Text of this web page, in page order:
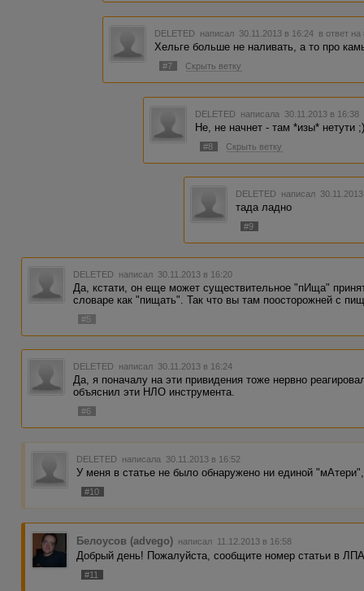
DELETED написал 30.11.2013 в 16:24 в ответ на
Хельге больше не наливать, а то про
#7 Скрыть ветку
DELETED написала 30.11.2013 в 16:38
Не, не начнет - там *изы* нетути
#8 Скрыть ветку
DELETED написал
тада ладно
#9
DELETED написал 30.11.2013 в 16:20
Да, кстати, он еще может существительное "пИща"
словаре как "пищать". Так что вы там поосторожней с
#5
DELETED написал 30.11.2013 в 16:24
Да, я поначалу на эти привидения тоже нервно
объяснил эти НЛО инструмента.
#6
DELETED написала 30.11.2013 в 16:52
У меня в статье не было обнаружено ни единой
#10
Белоусов (advego) написал 11.12.2013 в 16:58
Добрый день! Пожалуйста, сообщите номер статьи в
#11